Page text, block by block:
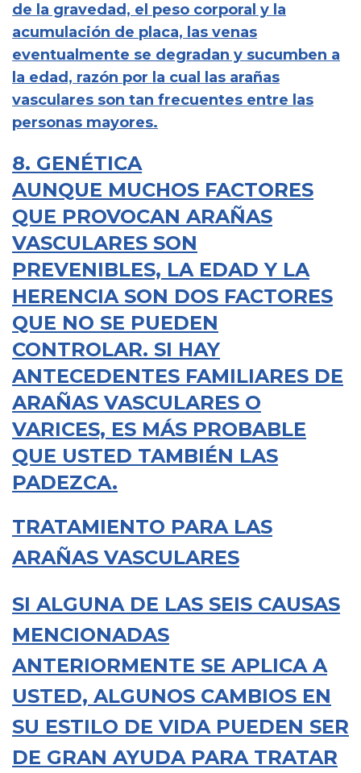
de la gravedad, el peso corporal y la
acumulación de placa, las venas
eventualmente se degradan y sucumben a
la edad, razón por la cual las arañas
vasculares son tan frecuentes entre las
personas mayores.
8. GENÉTICA
AUNQUE MUCHOS FACTORES
QUE PROVOCAN ARAÑAS
VASCULARES SON
PREVENIBLES, LA EDAD Y LA
HERENCIA SON DOS FACTORES
QUE NO SE PUEDEN
CONTROLAR. SI HAY
ANTECEDENTES FAMILIARES DE
ARAÑAS VASCULARES O
VARICES, ES MÁS PROBABLE
QUE USTED TAMBIÉN LAS
PADEZCA.
TRATAMIENTO PARA LAS
ARAÑAS VASCULARES
SI ALGUNA DE LAS SEIS CAUSAS
MENCIONADAS
ANTERIORMENTE SE APLICA A
USTED, ALGUNOS CAMBIOS EN
SU ESTILO DE VIDA PUEDEN SER
DE GRAN AYUDA PARA TRATAR